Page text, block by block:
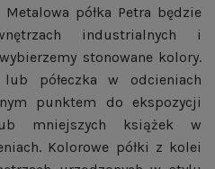
półka Petra będzie
industrialnych i
stonowane kolory.
półeczka w odcieniach
punktem do ekspozycji
mniejszych książek w
Kolorowe półki z kolei